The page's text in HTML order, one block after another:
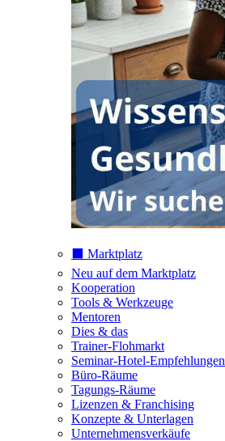
⬛️ Marktplatz
Neu auf dem Marktplatz
Kooperation
Tools & Werkzeuge
Mentoren
Dies & das
Trainer-Flohmarkt
Seminar-Hotel-Empfehlungen
Büro-Räume
Tagungs-Räume
Lizenzen & Franchising
Konzepte & Unterlagen
Unternehmensverkäufe